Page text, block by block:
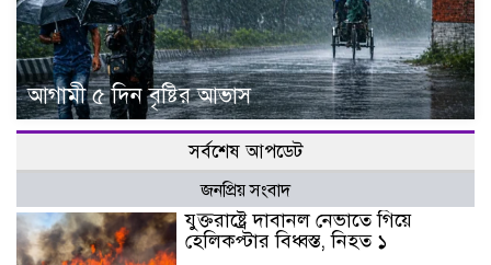
আগামী ৫ দিন বৃষ্টির আভাস
সর্বশেষ আপডেট
জনপ্রিয় সংবাদ
যুক্তরাষ্ট্রে দাবানল নেভাতে গিয়ে
হেলিকপ্টার বিধ্বস্ত, নিহত ১